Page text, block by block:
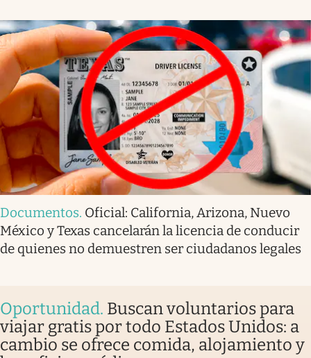
Documentos. Oficial: California, Arizona, Nuevo
México y Texas cancelarán la licencia de conducir
de quienes no demuestren ser ciudadanos legales
Oportunidad. Buscan voluntarios para
viajar gratis por todo Estados Unidos: a
cambio se ofrece comida, alojamiento y